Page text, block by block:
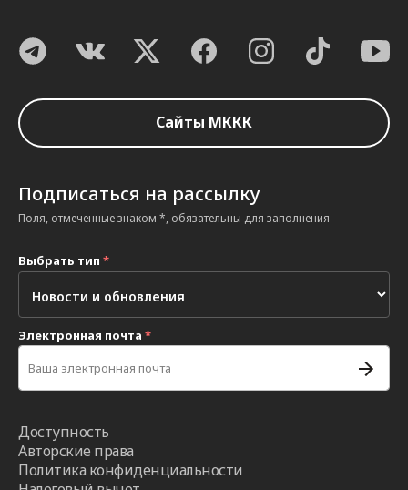
Сайты МККК
Подписаться на рассылку
Поля, отмеченные знаком *, обязательны для заполнения
Выбрать тип *
Электронная почта *
Доступность
Авторские права
Политика конфиденциальности